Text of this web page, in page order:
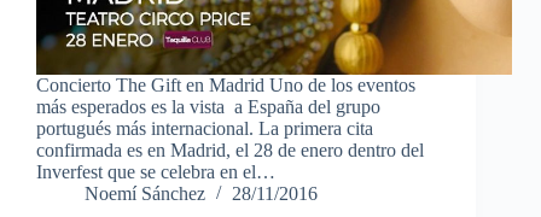
Concierto The Gift en Madrid Uno de los eventos
más esperados es la vista a España del grupo
portugués más internacional. La primera cita
confirmada es en Madrid, el 28 de enero dentro del
Inverfest que se celebra en el…
Noemí Sánchez
28/11/2016